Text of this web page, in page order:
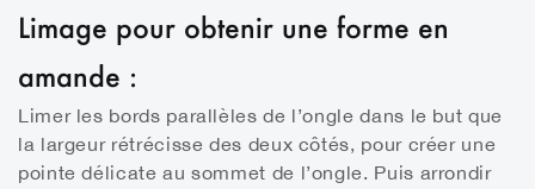
Limage pour obtenir une forme en
amande :
Limer les bords parallèles de l’ongle dans le but que
la largeur rétrécisse des deux côtés, pour créer une
pointe délicate au sommet de l’ongle. Puis arrondir